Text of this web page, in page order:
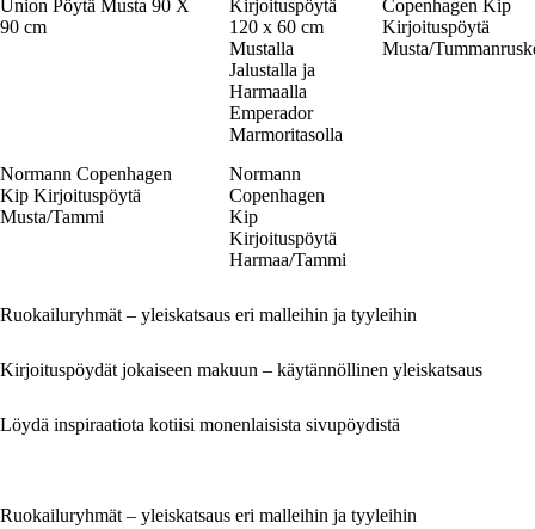
Union Pöytä Musta 90 X
90 cm
Kirjoituspöytä
120 x 60 cm
Mustalla
Jalustalla ja
Harmaalla
Emperador
Marmoritasolla
Copenhagen Kip
Kirjoituspöytä
Musta/
Normann Copenhagen
Kip Kirjoituspöytä
Musta/Tammi
Normann
Copenhagen
Kip
Kirjoituspöytä
Harmaa/Tammi
Ruokailuryhmät – yleiskatsaus eri malleihin ja tyyleihin
Kirjoituspöydät jokaiseen makuun – käytännöllinen yleiskatsaus
Löydä inspiraatiota kotiisi monenlaisista sivupöydistä
Ruokailuryhmät – yleiskatsaus eri malleihin ja tyyleihin